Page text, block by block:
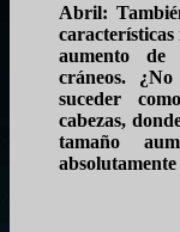
Abril:
aumento de
cráneos.
suceder
cabezas,
tamaño